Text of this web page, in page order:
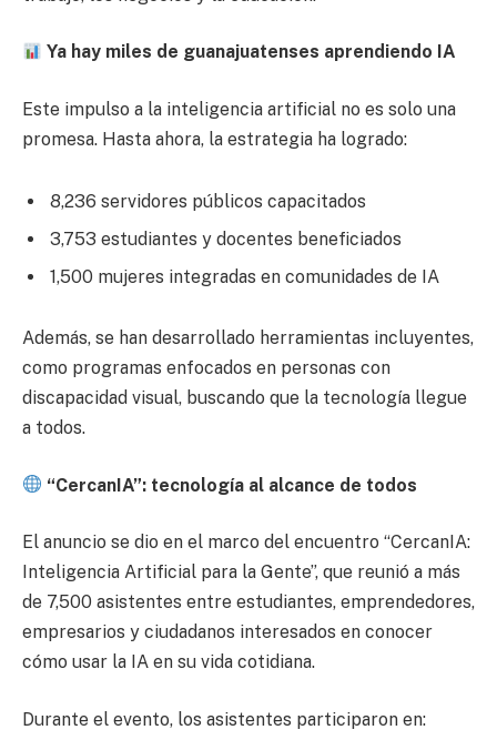
Ya hay miles de guanajuatenses aprendiendo IA
Este impulso a la inteligencia artificial no es solo una
promesa. Hasta ahora, la estrategia ha logrado:
8,236 servidores públicos capacitados
3,753 estudiantes y docentes beneficiados
1,500 mujeres integradas en comunidades de IA
Además, se han desarrollado herramientas incluyentes,
como programas enfocados en personas con
discapacidad visual, buscando que la tecnología llegue
a todos.
“CercanIA”: tecnología al alcance de todos
El anuncio se dio en el marco del encuentro “CercanIA:
Inteligencia Artificial para la Gente”, que reunió a más
de 7,500 asistentes entre estudiantes, emprendedores,
empresarios y ciudadanos interesados en conocer
cómo usar la IA en su vida cotidiana.
Durante el evento, los asistentes participaron en: